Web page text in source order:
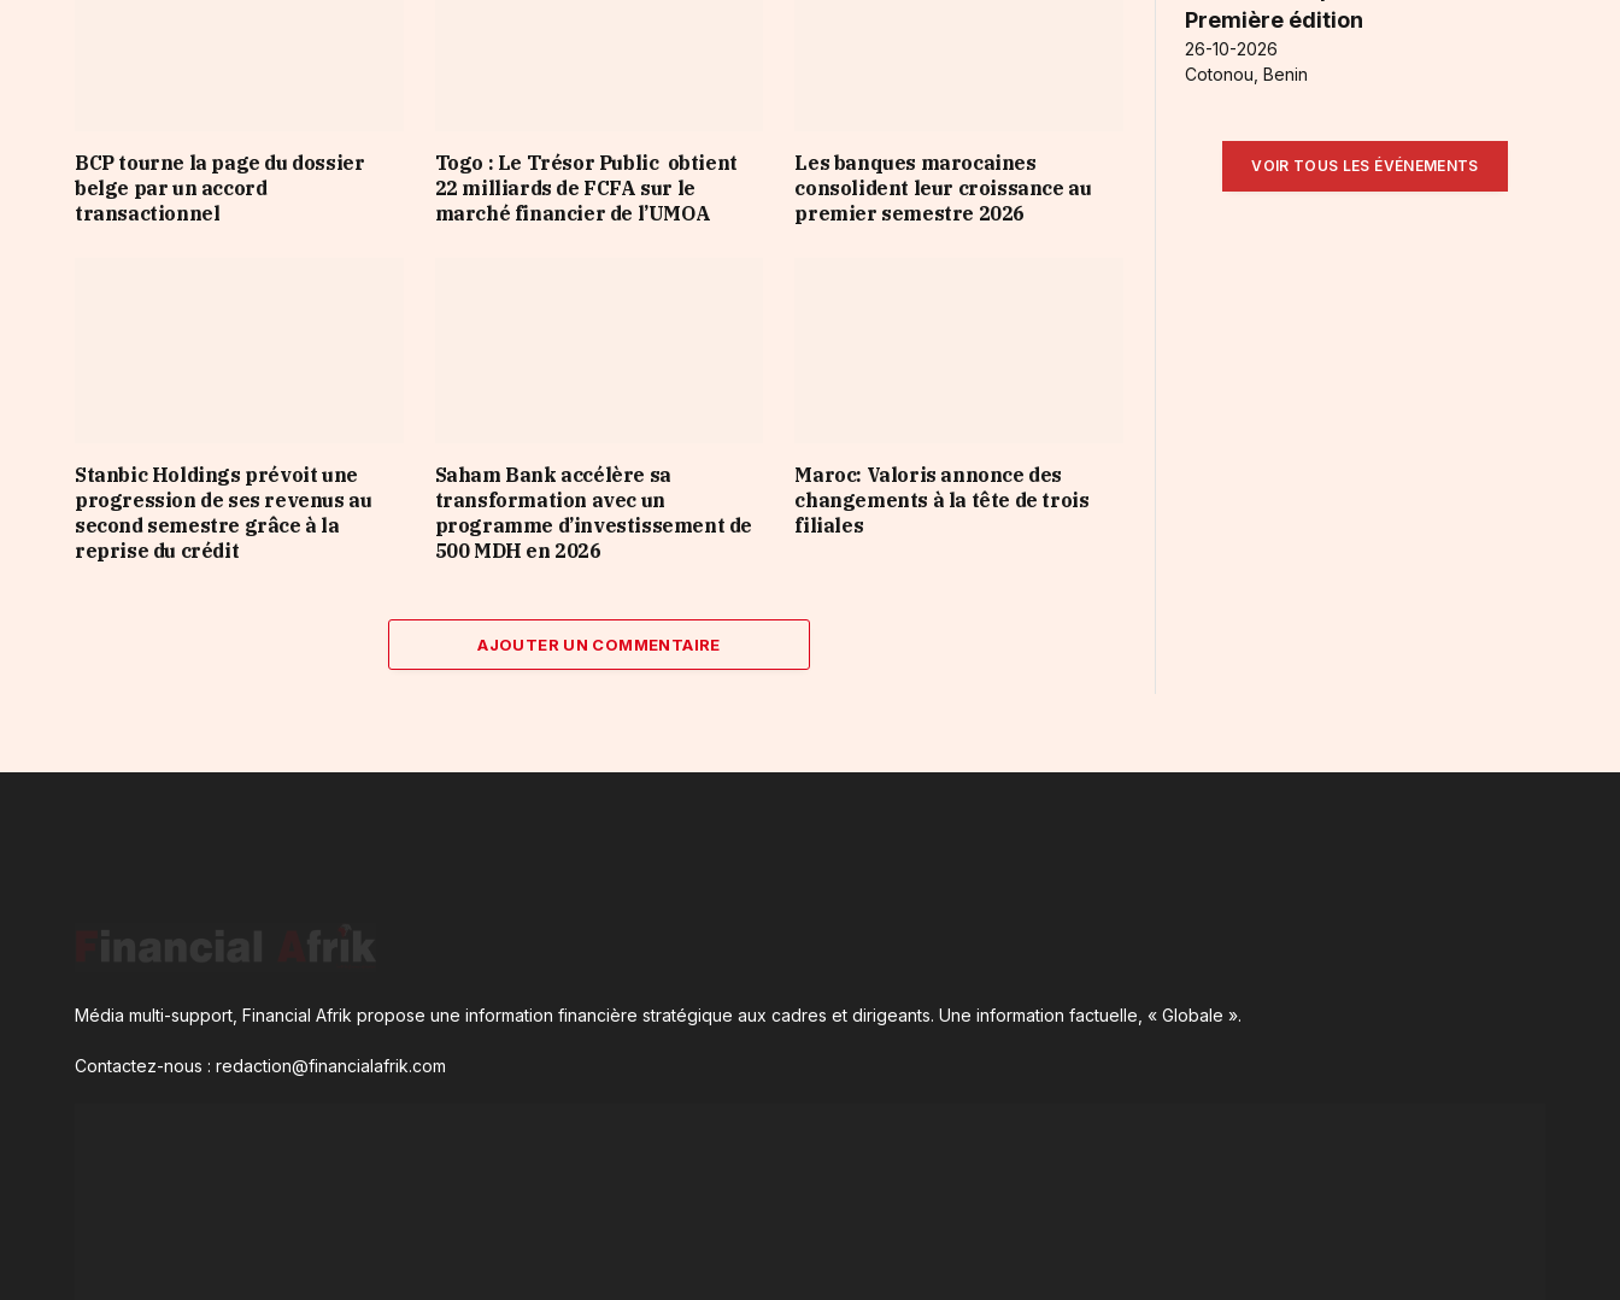
BCP tourne la page du dossier
belge par un accord
transactionnel
Togo : Le Trésor Public obtient
22 milliards de FCFA sur le
marché financier de l’UMOA
Les banques marocaines
consolident leur croissance au
premier semestre 2026
Stanbic Holdings prévoit une
progression de ses revenus au
second semestre grâce à la
reprise du crédit
Saham Bank accélère sa
transformation avec un
programme d’investissement de
500 MDH en 2026
Maroc: Valoris annonce des
changements à la tête de trois
filiales
AJOUTER UN COMMENTAIRE
Première édition
26-10-2026
Cotonou, Benin
VOIR TOUS LES ÉVÉNEMENTS
Média multi-support, Financial Afrik propose une information financière stratégique aux cadres et dirigeants. Une information factuelle, « Globale ».
Contactez-nous : redaction@financialafrik.com